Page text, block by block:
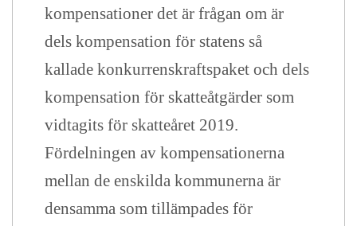
kompensationer det är frågan om är
dels kompensation för statens så
kallade konkurrenskraftspaket och dels
kompensation för skatteåtgärder som
vidtagits för skatteåret 2019.
Fördelningen av kompensationerna
mellan de enskilda kommunerna är
densamma som tillämpades för